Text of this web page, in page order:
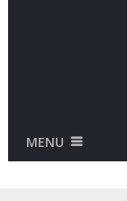
MENU